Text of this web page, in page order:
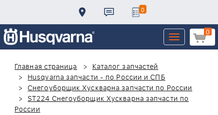
0
0
Toggle
navigation
Главная страница
Каталог запчастей
Husqvarna запчасти - по России и СПБ
Снегоуборщик Хускварна запчасти по России
ST224 Снегоуборщик Хускварна запчасти по
России